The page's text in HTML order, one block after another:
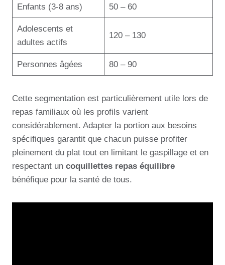
Enfants (3-8 ans) 50 – 60
Adolescents et
adultes actifs
120 – 130
Personnes âgées 80 – 90
Cette segmentation est particulièrement utile lors de
repas familiaux où les profils varient
considérablement. Adapter la portion aux besoins
spécifiques garantit que chacun puisse profiter
pleinement du plat tout en limitant le gaspillage et en
respectant un coquillettes repas équilibre
bénéfique pour la santé de tous.